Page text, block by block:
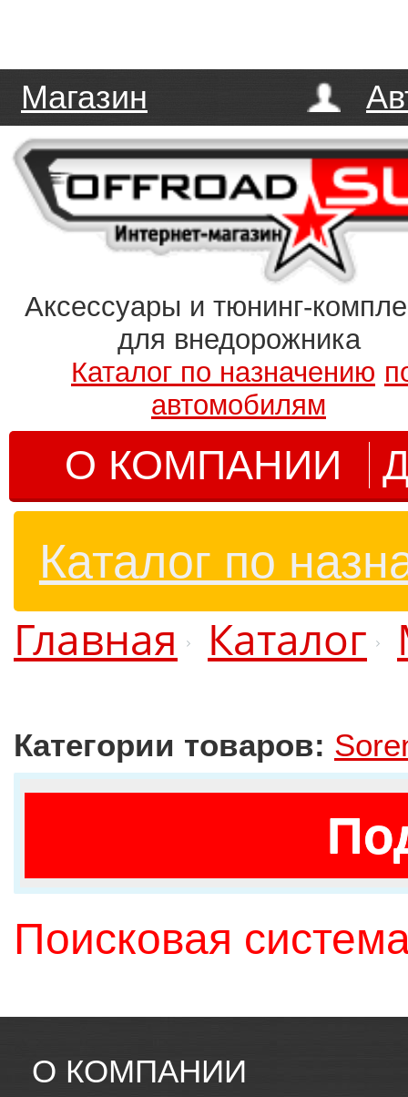
Магазин
Аксессуары и тюнинг-
для внедорожника
Каталог по назначению
автомобилям
О КОМПАНИИ
Каталог по
Главная Каталог
Категории товаров:
Поисковая
О КОМПАНИИ